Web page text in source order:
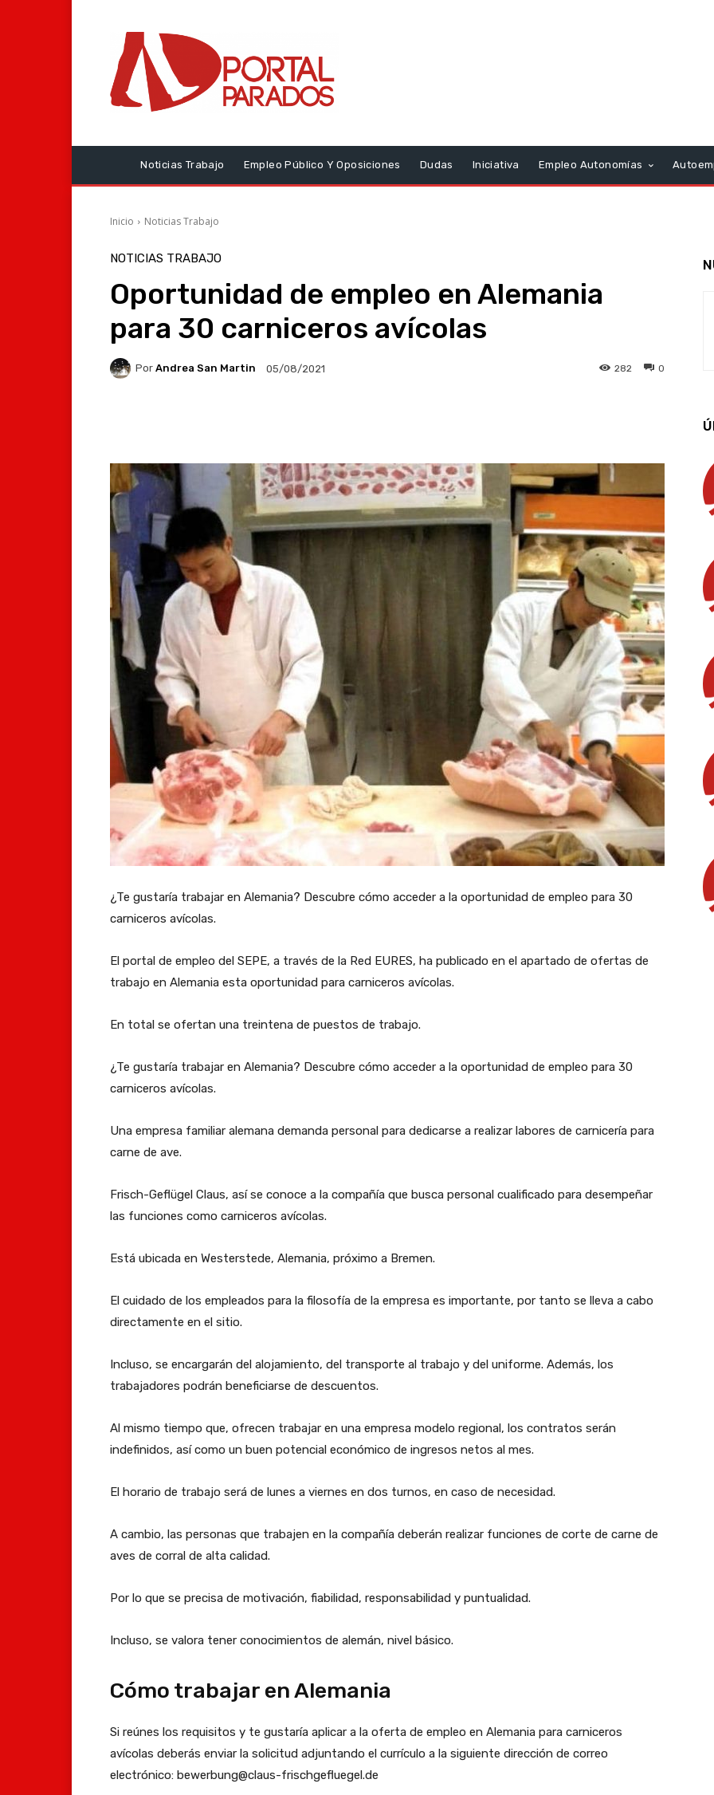
Noticias Trabajo Empleo Público Y Oposiciones Dudas Iniciativa Empleo Autonomías
Inicio Noticias Trabajo
NOTICIAS TRABAJO
Oportunidad de empleo en Alemania
para 30 carniceros avícolas
Por Andrea San Martin 05/08/2021 0
282
¿Te gustaría trabajar en Alemania? Descubre cómo acceder a la oportunidad de empleo para 30
carniceros avícolas.
El portal de empleo del SEPE, a través de la Red EURES, ha publicado en el apartado de ofertas de
trabajo en Alemania esta oportunidad para carniceros avícolas.
En total se ofertan una treintena de puestos de trabajo.
¿Te gustaría trabajar en Alemania? Descubre cómo acceder a la oportunidad de empleo para 30
carniceros avícolas.
Una empresa familiar alemana demanda personal para dedicarse a realizar labores de carnicería para
carne de ave.
Frisch-Geflügel Claus, así se conoce a la compañía que busca personal cualificado para desempeñar
las funciones como carniceros avícolas.
Está ubicada en Westerstede, Alemania, próximo a Bremen.
El cuidado de los empleados para la filosofía de la empresa es importante, por tanto se lleva a cabo
directamente en el sitio.
Incluso, se encargarán del alojamiento, del transporte al trabajo y del uniforme. Además, los
trabajadores podrán beneficiarse de descuentos.
Al mismo tiempo que, ofrecen trabajar en una empresa modelo regional, los contratos serán
indefinidos, así como un buen potencial económico de ingresos netos al mes.
El horario de trabajo será de lunes a viernes en dos turnos, en caso de necesidad.
A cambio, las personas que trabajen en la compañía deberán realizar funciones de corte de carne de
aves de corral de alta calidad.
Por lo que se precisa de motivación, fiabilidad, responsabilidad y puntualidad.
Incluso, se valora tener conocimientos de alemán, nivel básico.
Cómo trabajar en Alemania
Si reúnes los requisitos y te gustaría aplicar a la oferta de empleo en Alemania para carniceros
avícolas deberás enviar la solicitud adjuntando el currículo a la siguiente dirección de correo
electrónico: bewerbung@claus-frischgefluegel.de